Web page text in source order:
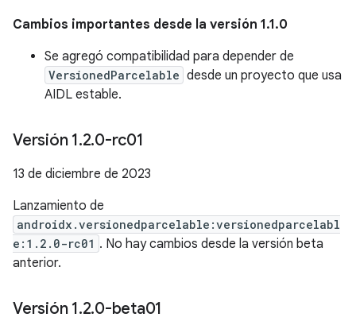
Cambios importantes desde la versión 1.1.0
Se agregó compatibilidad para depender de
VersionedParcelable desde un proyecto que usa
AIDL estable.
Versión 1.2.0-rc01
13 de diciembre de 2023
Lanzamiento de
androidx.versionedparcelable:versionedparcelabl
e:1.2.0-rc01 . No hay cambios desde la versión beta
anterior.
Versión 1.2.0-beta01